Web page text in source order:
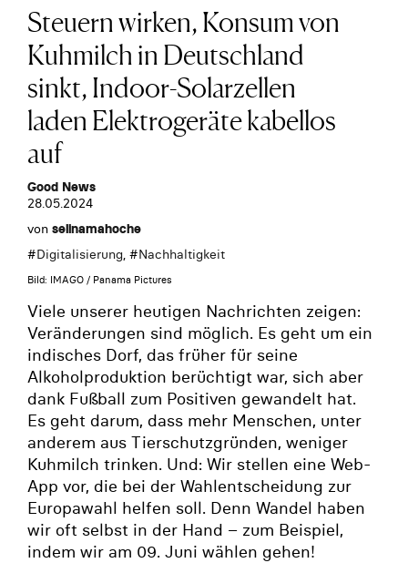
Steuern wirken, Konsum von
Kuhmilch in Deutschland
sinkt, Indoor-Solarzellen
laden Elektrogeräte kabellos
auf
Good News
28.05.2024
von selinamahoche
#Digitalisierung, #Nachhaltigkeit
Bild: IMAGO / Panama Pictures
Viele unserer heutigen Nachrichten zeigen:
Veränderungen sind möglich. Es geht um ein
indisches Dorf, das früher für seine
Alkoholproduktion berüchtigt war, sich aber
dank Fußball zum Positiven gewandelt hat.
Es geht darum, dass mehr Menschen, unter
anderem aus Tierschutzgründen, weniger
Kuhmilch trinken. Und: Wir stellen eine Web-
App vor, die bei der Wahlentscheidung zur
Europawahl helfen soll. Denn Wandel haben
wir oft selbst in der Hand – zum Beispiel,
indem wir am 09. Juni wählen gehen!